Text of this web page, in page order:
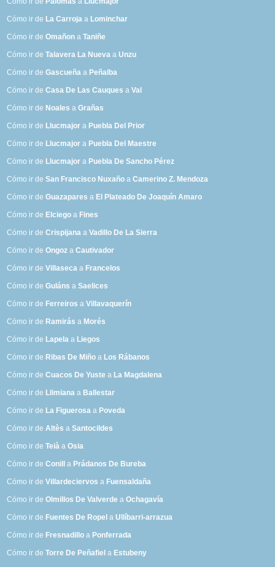
Cómo ir de La Carroja a Lominchar
Cómo ir deOmañon aTaniñe
Cómo ir deTalavera La Nueva aUnzu
Cómo ir deGascueña a Peñalba
Cómo ir deCasa De Las Cauques aVal
Cómo ir de Noales aGrañas
Cómo ir de Llucmajor a Puebla Del Prior
Cómo ir de Llucmajor a Puebla Del Maestre
Cómo ir de Llucmajor a Puebla De Sancho Pérez
Cómo ir deSan Francisco Nuxaño aCamerino Z. Mendoza
Cómo ir deGuazapares a El Plateado De Joaquín Amaro
Cómo ir de Elciego a Fines
Cómo ir deCrispijana aVadillo De La Sierra
Cómo ir deOngoz aCautivador
Cómo ir deVillaseca a Francelos
Cómo ir deGuláns aSaelices
Cómo ir de Ferreiros aVillavaquerín
Cómo ir de Ramirás a Morés
Cómo ir de Lapela a Liegos
Cómo ir de Ribas De Miño a Los Rábanos
Cómo ir deCuacos De Yuste a La Magdalena
Cómo ir de Llimiana a Ballestar
Cómo ir de La Figuerosa a Poveda
Cómo ir deAltès aSantocildes
Cómo ir deTeià aOsia
Cómo ir deConill a Prádanos De Bureba
Cómo ir deVillardeciervos a Fuensaldaña
Cómo ir deOlmillos De Valverde aOchagavía
Cómo ir de Fuentes De Ropel aUllíbarri-arrazua
Cómo ir de Fresnadillo a Ponferrada
Cómo ir deTorre De Peñafiel a Estubeny